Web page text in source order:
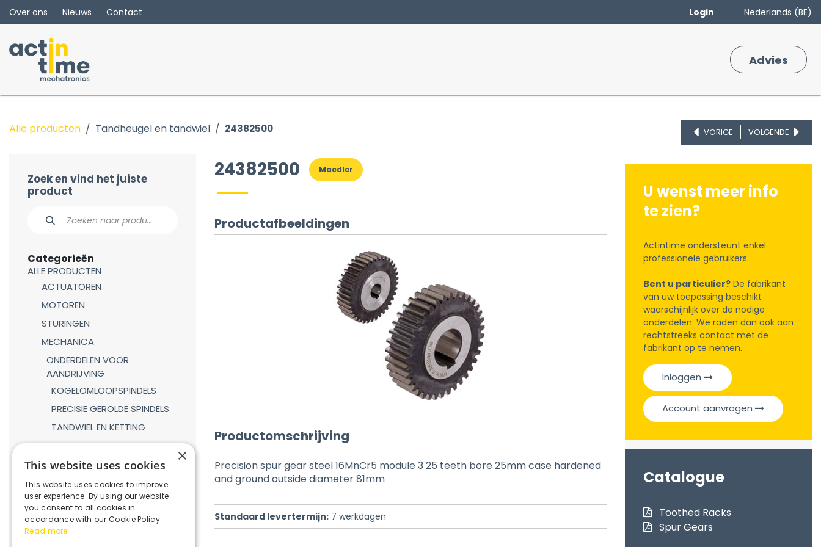
Overslaan naar inhoud
Over ons Nieuws Contact Login Nederlands (BE)
Adv​ies
Alle producten Tandheugel en tandwiel 24382500 VORIGE VOLGENDE
Zoek en vind het juiste
product
Categorieën
ALLE PRODUCTEN
ACTUATOREN
MOTOREN
STURINGEN
MECHANICA
ONDERDELEN VOOR
AANDRIJVING
KOGELOMLOOPSPINDELS
PRECISIE GEROLDE SPINDELS
TANDWIEL EN KETTING
TANDRIEM EN POELIE
TANDHEUGEL EN TANDWIEL
LINEAIRE GELEIDINGEN
GASVEREN
KOPPELINGEN
REDUCTIEKASTEN
24382500 Maedler
Productafbeeldingen
Productomschrijving
Precision spur gear steel 16MnCr5 module 3 25 teeth bore 25mm case hardened
and ground outside diameter 81mm
Standaard levertermijn: 7 werkdagen
U wenst meer info
te zien?
Actintime ondersteunt enkel
professionele gebruikers.
Bent u particulier? De fabrikant
van uw toepassing beschikt
waarschijnlijk over de nodige
onderdelen. We raden dan ook aan
rechtstreeks contact met de
fabrikant op te nemen.
Inloggen
Account aanvragen
Catalogue
Toothed Racks
Spur Gears
×
This website uses cookies
This website uses cookies to improve
user experience. By using our website
you consent to all cookies in
accordance with our Cookie Policy.
Read more